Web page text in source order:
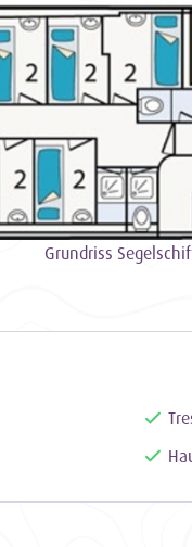
die Aegir zu den
Jaap auf das Abenteuer
abenteuerlichen
erfrischenden Bier
Fisch zu genießen.
auf der
Sie sich ein
Mit ihrer
auf dem Wasser.
werden.
Grundriss